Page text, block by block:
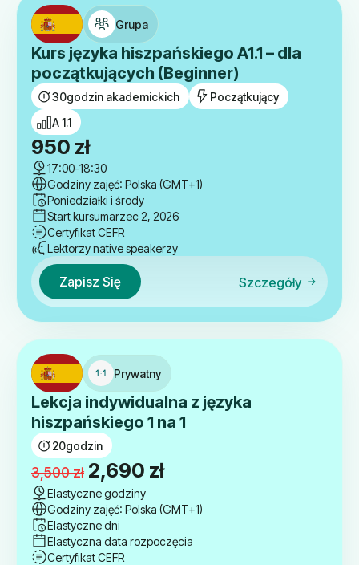
Grupa
Kurs języka hiszpańskiego A1.1 – dla
początkujących (Beginner)
30godzin akademickich
Początkujący
A 1.1
950 zł
17:00-18:30
Godziny zajęć: Polska (GMT+1)
Poniedziałki i środy
Start kursumarzec 2, 2026
Certyfikat CEFR
Lektorzy native speakerzy
Zapisz Się Szczegóły
Prywatny
Lekcja indywidualna z języka
hiszpańskiego 1 na 1
20godzin
3,500zł Pierwotna
cena
wynosiła:
3,500 zł.
2,690 złAktualna
wynosi:
2,690 zł.
Elastyczne godziny
Godziny zajęć: Polska (GMT+1)
Elastyczne dni
Elastyczna data rozpoczęcia
Certyfikat CEFR